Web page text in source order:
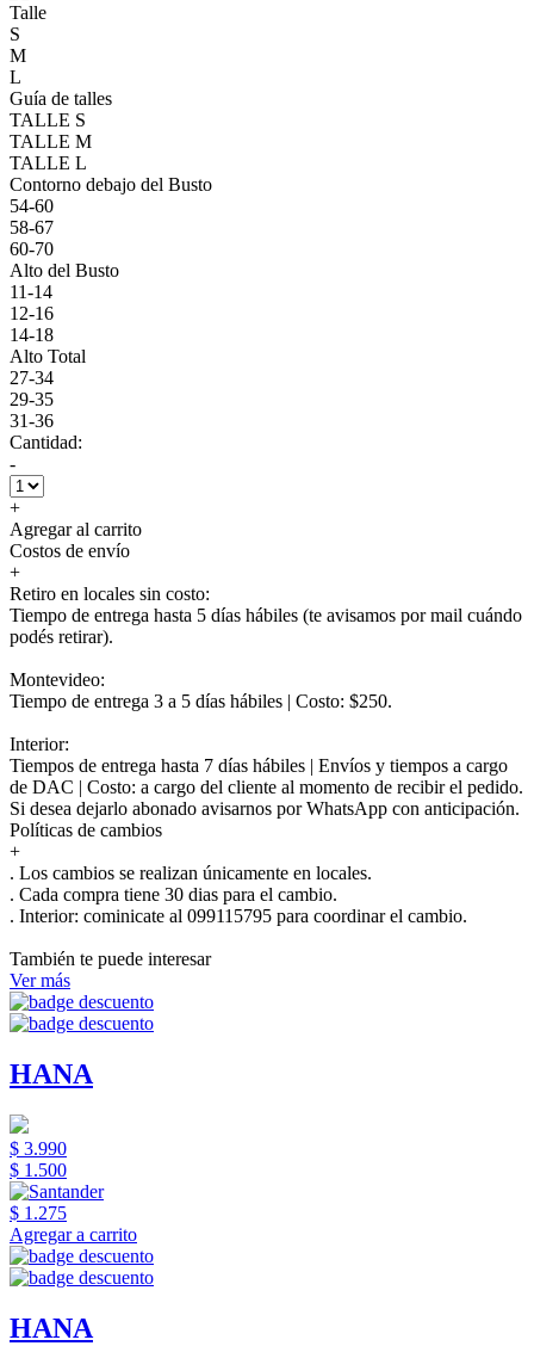
Talle
S
M
L
Guía de talles
TALLE S
TALLE M
TALLE L
Contorno debajo del Busto
54-60
58-67
60-70
Alto del Busto
11-14
12-16
14-18
Alto Total
27-34
29-35
31-36
Cantidad:
-
+
Agregar al carrito
Costos de envío
+
Retiro en locales sin costo:
Tiempo de entrega hasta 5 días hábiles (te avisamos por mail cuándo
podés retirar).
Montevideo:
Tiempo de entrega 3 a 5 días hábiles | Costo: $250.
Interior:
Tiempos de entrega hasta 7 días hábiles | Envíos y tiempos a cargo
de DAC | Costo: a cargo del cliente al momento de recibir el pedido.
Si desea dejarlo abonado avisarnos por WhatsApp con anticipación.
Políticas de cambios
+
. Los cambios se realizan únicamente en locales.
. Cada compra tiene 30 dias para el cambio.
. Interior: cominicate al 099115795 para coordinar el cambio.
También te puede interesar
Ver más
HANA
$ 3.990
$ 1.500
$ 1.275
Agregar a carrito
HANA